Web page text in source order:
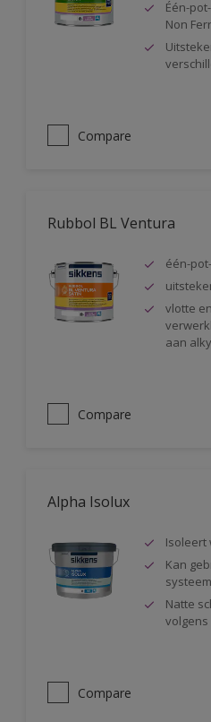
Één-
Non
Compare
Rubbol BL Ventura
één-
vlotte
aan
Compare
Alpha Isolux
Isoleert
Kan
systeem
Natte
volgens
Compare